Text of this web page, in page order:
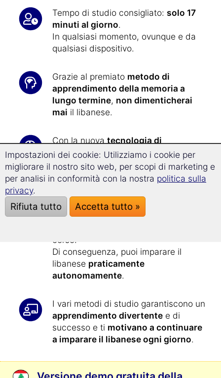
Tempo di studio consigliato: solo 17
minuti al giorno.
In qualsiasi momento, ovunque e da
qualsiasi dispositivo.
Grazie al premiato metodo di
apprendimento della memoria a
lungo termine, non dimenticherai
mai il libanese.
Con la nuovatecnologia di
Superlearning, progredirai il32% più
velocementee sarai particolarmente
ricettivo all'apprendimento.
Imparare il libanese non
così facile: tutti gli esercizi sono
corso.
Di conseguenza, puoi imparare il
libanese praticamente
autonomamente.
I vari metodi di studio garantiscono un
apprendimento divertente e di
successo e ti motivano a continuare
a imparare il libanese ogni giorno.
Impostazioni dei cookie: Utilizziamo i cookie per
migliorare il nostro sito web, per scopi di marketing e
per analisi in conformità con la nostra politica sulla
privacy.
Rifiuta tutto Accetta tutto »